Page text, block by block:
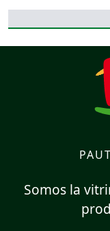
Somos la